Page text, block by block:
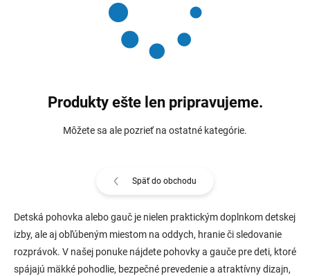
Produkty ešte len pripravujeme.
Môžete sa ale pozrieť na ostatné kategórie.
Späť do obchodu
Detská pohovka alebo gauč je nielen praktickým doplnkom detskej
izby, ale aj obľúbeným miestom na oddych, hranie či sledovanie
rozprávok. V našej ponuke nájdete pohovky a gauče pre deti, ktoré
spájajú mäkké pohodlie, bezpečné prevedenie a atraktívny dizajn,